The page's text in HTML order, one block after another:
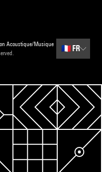
Acoustique/Musique
🇫🇷 FR